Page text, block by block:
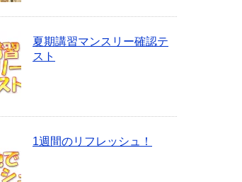
夏期講習マンスリー確認テ
スト
1週間のリフレッシュ！